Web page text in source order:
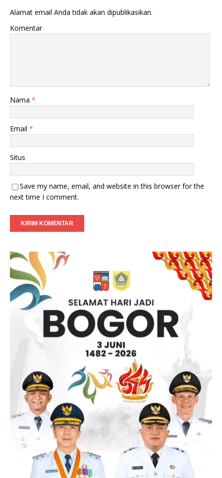
Alamat email Anda tidak akan dipublikasikan.
Komentar
Nama *
Email *
Situs
Save my name, email, and website in this browser for the
next time I comment.